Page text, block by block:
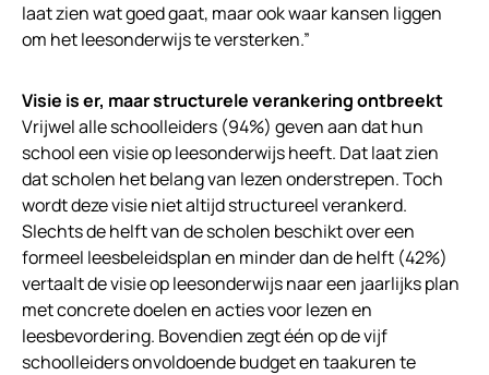
laat zien wat goed gaat, maar ook waar kansen liggen
om het leesonderwijs te versterken.”
Visie is er, maar structurele verankering ontbreekt
Vrijwel alle schoolleiders (94%) geven aan dat hun
school een visie op leesonderwijs heeft. Dat laat zien
dat scholen het belang van lezen onderstrepen. Toch
wordt deze visie niet altijd structureel verankerd.
Slechts de helft van de scholen beschikt over een
formeel leesbeleidsplan en minder dan de helft (42%)
vertaalt de visie op leesonderwijs naar een jaarlijks plan
met concrete doelen en acties voor lezen en
leesbevordering. Bovendien zegt één op de vijf
schoolleiders onvoldoende budget en taakuren te